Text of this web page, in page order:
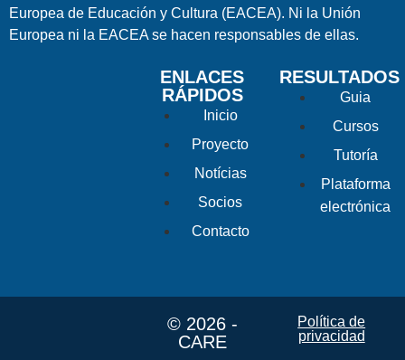
ENLACES
RÁPIDOS
Inicio
Proyecto
Notícias
Socios
Contacto
RESULTADOS
Guia
Cursos
Tutoría
Plataforma
electrónica
Europea de Educación y Cultura (EACEA). Ni la Unión
Europea ni la EACEA se hacen responsables de ellas.
© 2026 -
CARE
Política de
privacidad